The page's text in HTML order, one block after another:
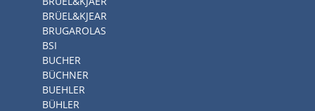
BRÜEL&KJEAR
BRUGAROLAS
BSI
BUCHER
BÜCHNER
BUEHLER
BÜHLER